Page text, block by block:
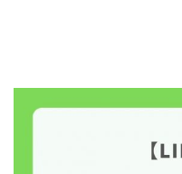
会社概要